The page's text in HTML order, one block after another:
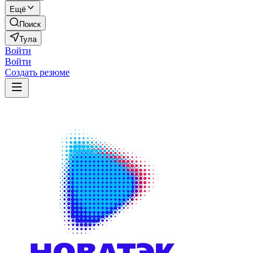
Ещё
Поиск
Тула
Войти
Войти
Создать резюме